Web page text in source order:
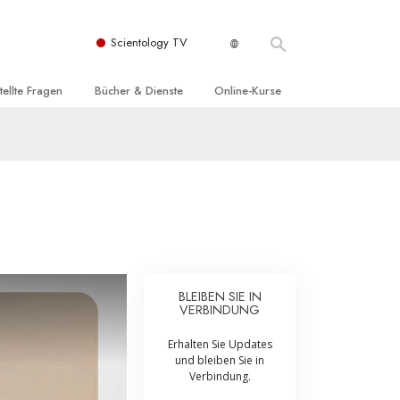
Scientology TV
Fragen Bücher & Dienste
Dienste
Online-Kurse
Beistände bei Krankheiten und
BLEIBEN SIE IN
VERBINDUNG
Erhalten Sie Updates
und bleiben Sie in
Verbindung.